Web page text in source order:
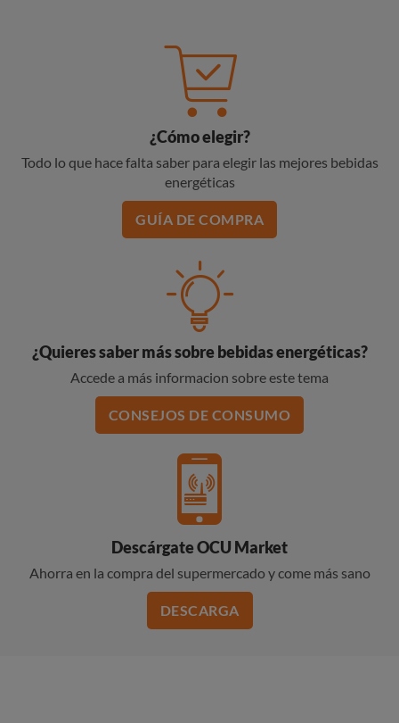
¿Cómo elegir?
Todo lo que hace falta saber para elegir las mejores bebidas
energéticas
GUÍA DE COMPRA
¿Quieres saber más sobre bebidas energéticas?
Accede a más informacion sobre este tema
CONSEJOS DE CONSUMO
Descárgate OCU Market
Ahorra en la compra del supermercado y come más sano
DESCARGA